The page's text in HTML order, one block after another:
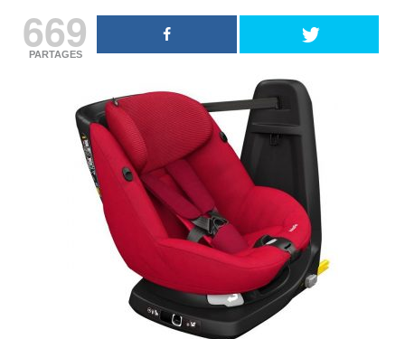
669
PARTAGES